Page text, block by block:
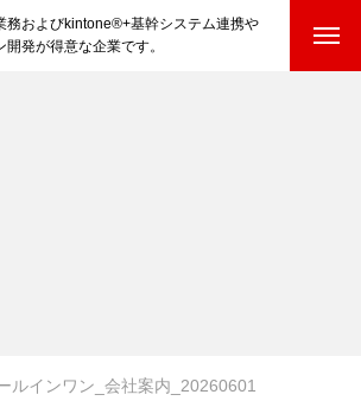
務およびkintone®+基幹システム連携や
開発が得意な企業です。
Guide
ルインワン_会社案内_20260601